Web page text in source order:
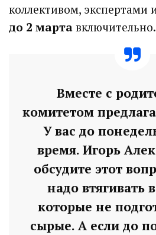
коллективом, экспертами
до 2 марта включительно.
Вместе с
комитетом
У вас до
время. Игорь
обсудите этот
надо втягивать
которые не
сырые. А если до